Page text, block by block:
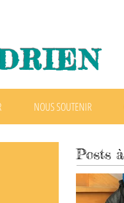
NOUS SOUTENIR
Posts